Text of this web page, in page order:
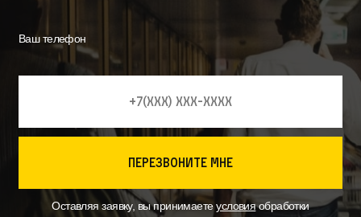
Ваш телефон
перезвоните мне
Оставляя заявку, вы принимаетеусловияобработки